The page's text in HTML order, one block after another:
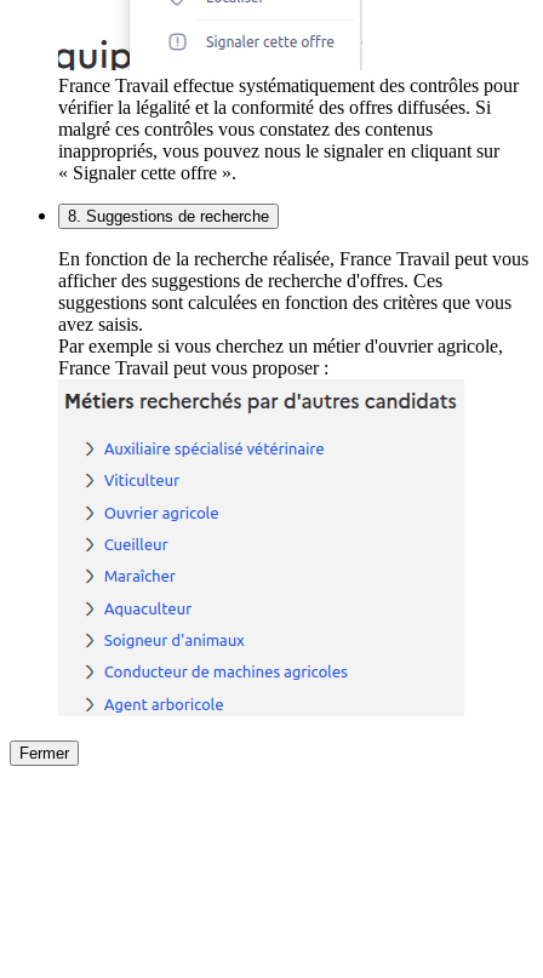
France Travail effectue systématiquement des contrôles pour
vérifier la légalité et la conformité des offres diffusées. Si
malgré ces contrôles vous constatez des contenus
inappropriés, vous pouvez nous le signaler en cliquant sur
« Signaler cette offre ».
8. Suggestions de recherche
En fonction de la recherche réalisée, France Travail peut vous
afficher des suggestions de recherche d'offres. Ces
suggestions sont calculées en fonction des critères que vous
avez saisis.
Par exemple si vous cherchez un métier d'ouvrier agricole,
France Travail peut vous proposer :
Fermer